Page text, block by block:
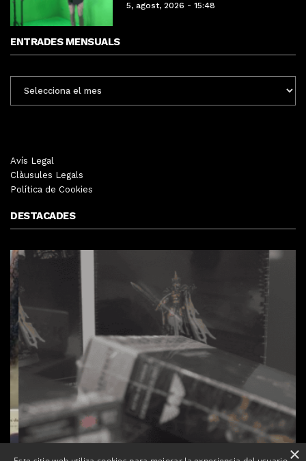
5, agost, 2026 - 15:48
ENTRADES MENSUALS
MENSUALS
Avís Legal
Clàusules Legals
Política de Cookies
DESTACADES
×